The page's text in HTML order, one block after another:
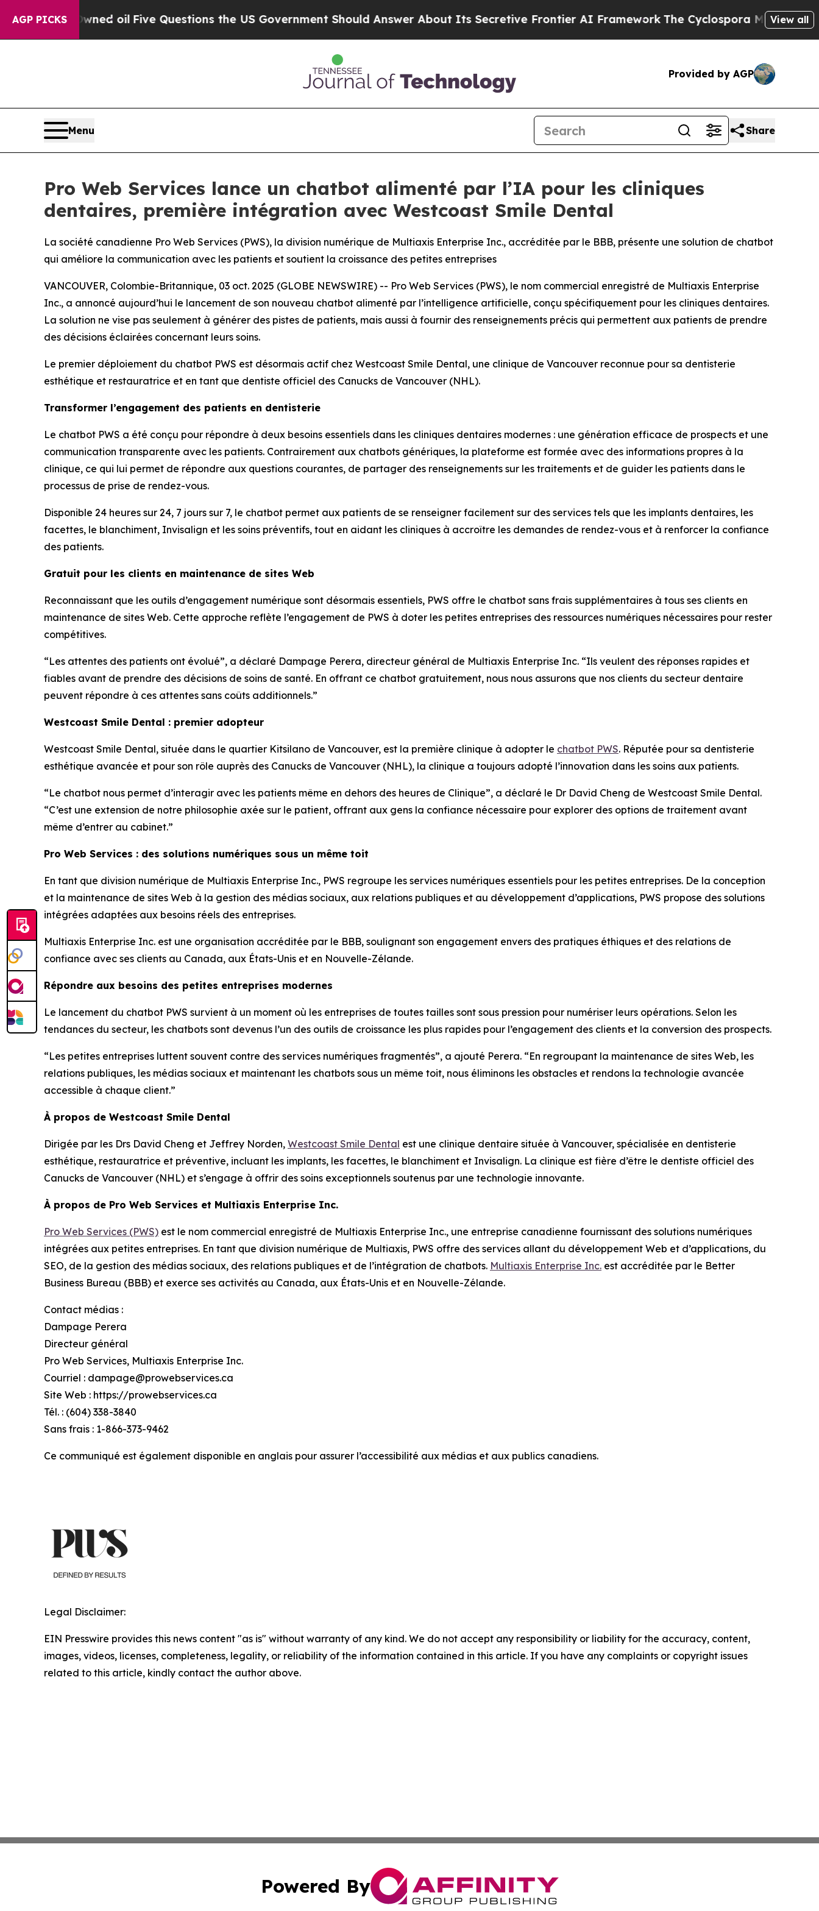
AGP PICKS
Owned oil Five Questions the US Government Should Answer About Its Secretive Frontier AI FrameworkThe Cyclospora Mystery: HowView all
Provided by AGP
Menu Share
Pro Web Services lance un chatbot alimenté par l’IA pour les cliniques
dentaires, première intégration avec Westcoast Smile Dental
La société canadienne Pro Web Services (PWS), la division numérique de Multiaxis Enterprise Inc., accréditée par le BBB, présente une solution de chatbot
qui améliore la communication avec les patients et soutient la croissance des petites entreprises
VANCOUVER, Colombie-Britannique, 03 oct. 2025 (GLOBE NEWSWIRE) -- Pro Web Services (PWS), le nom commercial enregistré de Multiaxis Enterprise
Inc., a annoncé aujourd’hui le lancement de son nouveau chatbot alimenté par l’intelligence artificielle, conçu spécifiquement pour les cliniques dentaires.
La solution ne vise pas seulement à générer des pistes de patients, mais aussi à fournir des renseignements précis qui permettent aux patients de prendre
des décisions éclairées concernant leurs soins.
Le premier déploiement du chatbot PWS est désormais actif chez Westcoast Smile Dental, une clinique de Vancouver reconnue pour sa dentisterie
esthétique et restauratrice et en tant que dentiste officiel des Canucks de Vancouver (NHL).
Transformer l’engagement des patients en dentisterie
Le chatbot PWS a été conçu pour répondre à deux besoins essentiels dans les cliniques dentaires modernes : une génération efficace de prospects et une
communication transparente avec les patients. Contrairement aux chatbots génériques, la plateforme est formée avec des informations propres à la
clinique, ce qui lui permet de répondre aux questions courantes, de partager des renseignements sur les traitements et de guider les patients dans le
processus de prise de rendez-vous.
Disponible 24 heures sur 24, 7 jours sur 7, le chatbot permet aux patients de se renseigner facilement sur des services tels que les implants dentaires, les
facettes, le blanchiment, Invisalign et les soins préventifs, tout en aidant les cliniques à accroître les demandes de rendez-vous et à renforcer la confiance
des patients.
Gratuit pour les clients en maintenance de sites Web
Reconnaissant que les outils d’engagement numérique sont désormais essentiels, PWS offre le chatbot sans frais supplémentaires à tous ses clients en
maintenance de sites Web. Cette approche reflète l’engagement de PWS à doter les petites entreprises des ressources numériques nécessaires pour rester
compétitives.
“Les attentes des patients ont évolué”, a déclaré Dampage Perera, directeur général de Multiaxis Enterprise Inc. “Ils veulent des réponses rapides et
fiables avant de prendre des décisions de soins de santé. En offrant ce chatbot gratuitement, nous nous assurons que nos clients du secteur dentaire
peuvent répondre à ces attentes sans coûts additionnels.”
Westcoast Smile Dental : premier adopteur
Westcoast Smile Dental, située dans le quartier Kitsilano de Vancouver, est la première clinique à adopter le chatbot PWS. Réputée pour sa dentisterie
esthétique avancée et pour son rôle auprès des Canucks de Vancouver (NHL), la clinique a toujours adopté l’innovation dans les soins aux patients.
“Le chatbot nous permet d’interagir avec les patients même en dehors des heures de Clinique”, a déclaré le Dr David Cheng de Westcoast Smile Dental.
“C’est une extension de notre philosophie axée sur le patient, offrant aux gens la confiance nécessaire pour explorer des options de traitement avant
même d’entrer au cabinet.”
Pro Web Services : des solutions numériques sous un même toit
En tant que division numérique de Multiaxis Enterprise Inc., PWS regroupe les services numériques essentiels pour les petites entreprises. De la conception
et la maintenance de sites Web à la gestion des médias sociaux, aux relations publiques et au développement d’applications, PWS propose des solutions
intégrées adaptées aux besoins réels des entreprises.
Multiaxis Enterprise Inc. est une organisation accréditée par le BBB, soulignant son engagement envers des pratiques éthiques et des relations de
confiance avec ses clients au Canada, aux États-Unis et en Nouvelle-Zélande.
Répondre aux besoins des petites entreprises modernes
Le lancement du chatbot PWS survient à un moment où les entreprises de toutes tailles sont sous pression pour numériser leurs opérations. Selon les
tendances du secteur, les chatbots sont devenus l’un des outils de croissance les plus rapides pour l’engagement des clients et la conversion des prospects.
“Les petites entreprises luttent souvent contre des services numériques fragmentés”, a ajouté Perera. “En regroupant la maintenance de sites Web, les
relations publiques, les médias sociaux et maintenant les chatbots sous un même toit, nous éliminons les obstacles et rendons la technologie avancée
accessible à chaque client.”
À propos de Westcoast Smile Dental
Dirigée par les Drs David Cheng et Jeffrey Norden, Westcoast Smile Dental est une clinique dentaire située à Vancouver, spécialisée en dentisterie
esthétique, restauratrice et préventive, incluant les implants, les facettes, le blanchiment et Invisalign. La clinique est fière d’être le dentiste officiel des
Canucks de Vancouver (NHL) et s’engage à offrir des soins exceptionnels soutenus par une technologie innovante.
À propos de Pro Web Services et Multiaxis Enterprise Inc.
Pro Web Services (PWS) est le nom commercial enregistré de Multiaxis Enterprise Inc., une entreprise canadienne fournissant des solutions numériques
intégrées aux petites entreprises. En tant que division numérique de Multiaxis, PWS offre des services allant du développement Web et d’applications, du
SEO, de la gestion des médias sociaux, des relations publiques et de l’intégration de chatbots. Multiaxis Enterprise Inc. est accréditée par le Better
Business Bureau (BBB) et exerce ses activités au Canada, aux États-Unis et en Nouvelle-Zélande.
Contact médias :
Dampage Perera
Directeur général
Pro Web Services, Multiaxis Enterprise Inc.
Courriel : dampage@prowebservices.ca
Site Web : https://prowebservices.ca
Tél. : (604) 338-3840
Sans frais : 1-866-373-9462
Ce communiqué est également disponible en anglais pour assurer l’accessibilité aux médias et aux publics canadiens.
Legal Disclaimer:
EIN Presswire provides this news content "as is" without warranty of any kind. We do not accept any responsibility or liability for the accuracy, content,
images, videos, licenses, completeness, legality, or reliability of the information contained in this article. If you have any complaints or copyright issues
related to this article, kindly contact the author above.
Powered By